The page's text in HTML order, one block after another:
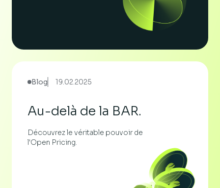
Blog 19.02.2025
Au-delà de la BAR.
Découvrez le véritable pouvoir de
l'Open Pricing.